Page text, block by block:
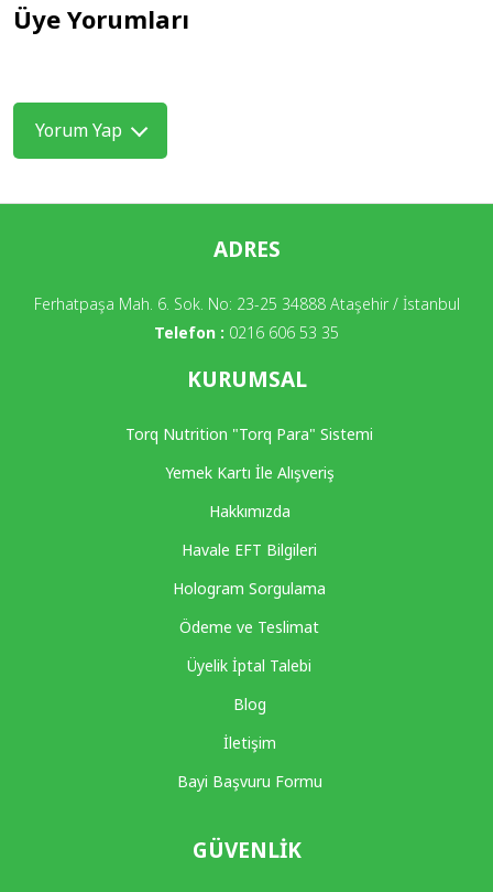
Üye Yorumları
Yorum Yap
ADRES
Ferhatpaşa Mah. 6. Sok. No: 23-25 34888 Ataşehir / İstanbul
Telefon : 0216 606 53 35
KURUMSAL
Torq Nutrition "Torq Para" Sistemi
Yemek Kartı İle Alışveriş
Hakkımızda
Havale EFT Bilgileri
Hologram Sorgulama
Ödeme ve Teslimat
Üyelik İptal Talebi
Blog
İletişim
Bayi Başvuru Formu
GÜVENLIK